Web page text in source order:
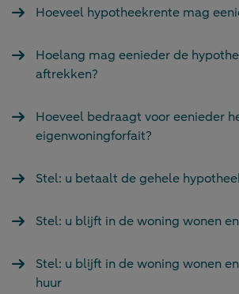
Hoeveel hypotheekrente mag
Hoelang mag eenieder de
aftrekken?
Hoeveel bedraagt voor eenieder
eigenwoningforfait?
Stel: u betaalt de gehele
Stel: u blijft in de woning wonen
Stel: u blijft in de woning wonen
huur